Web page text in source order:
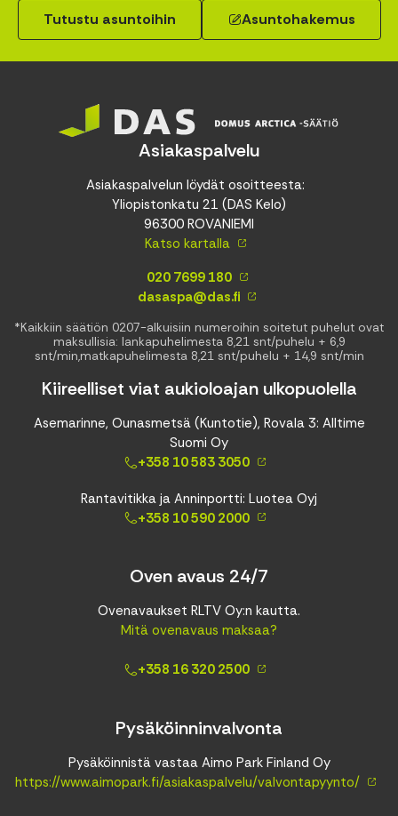
Tutustu asuntoihin Asuntohakemus
Asiakaspalvelu
Asiakaspalvelun löydät osoitteesta:
Yliopistonkatu 21 (DAS Kelo)
96300 ROVANIEMI
Katso kartalla
020 7699 180
dasaspa@das.fi
*Kaikkiin säätiön 0207-alkuisiin numeroihin soitetut puhelut ovat
maksullisia: lankapuhelimesta 8,21 snt/puhelu + 6,9
snt/min,matkapuhelimesta 8,21 snt/puhelu + 14,9 snt/min
Kiireelliset viat aukioloajan ulkopuolella
Asemarinne, Ounasmetsä (Kuntotie), Rovala 3: Alltime
Suomi Oy
+358 10 583 3050
Rantavitikka ja Anninportti: Luotea Oyj
+358 10 590 2000
Oven avaus 24/7
Ovenavaukset RLTV Oy:n kautta.
Mitä ovenavaus maksaa?
+358 16 320 2500
Pysäköinninvalvonta
Pysäköinnistä vastaa Aimo Park Finland Oy
https://www.aimopark.fi/asiakaspalvelu/valvontapyynto/